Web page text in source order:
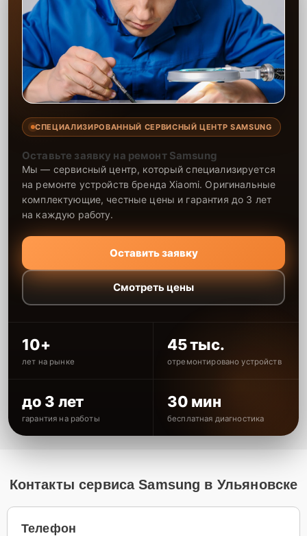
СПЕЦИАЛИЗИРОВАННЫЙ СЕРВИСНЫЙ ЦЕНТР SAMSUNG
Оставьте заявку на ремонт Samsung
Мы — сервисный центр, который специализируется
на ремонте устройств бренда Xiaomi. Оригинальные
комплектующие, честные цены и гарантия до 3 лет
на каждую работу.
Оставить заявку
Смотреть цены
10+
лет на рынке
45 тыс.
отремонтировано устройств
до 3 лет
гарантия на работы
30 мин
бесплатная диагностика
Контакты сервиса Samsung в Ульяновске
Телефон